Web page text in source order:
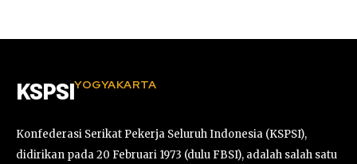
KSPSI YOGYAKARTA
Konfederasi Serikat Pekerja Seluruh Indonesia (KSPSI),
didirikan pada 20 Februari 1973 (dulu FBSI), adalah salah satu